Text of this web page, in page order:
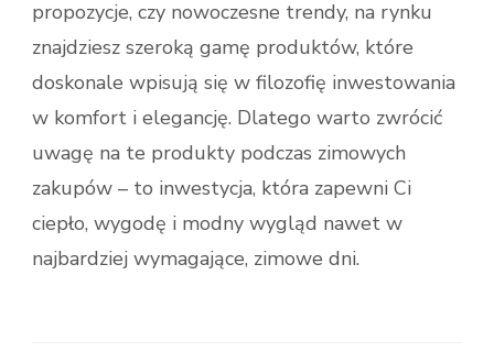
propozycje, czy nowoczesne trendy, na rynku
znajdziesz szeroką gamę produktów, które
doskonale wpisują się w filozofię inwestowania
w komfort i elegancję. Dlatego warto zwrócić
uwagę na te produkty podczas zimowych
zakupów – to inwestycja, która zapewni Ci
ciepło, wygodę i modny wygląd nawet w
najbardziej wymagające, zimowe dni.